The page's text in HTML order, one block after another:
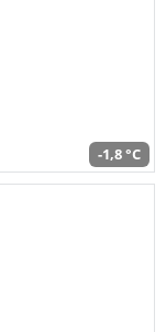
-1,8 °C